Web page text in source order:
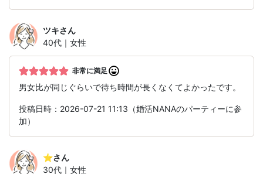
ツキさん
40代｜女性
非常に満足
男女比が同じぐらいで待ち時間が長くなくてよかったです。
投稿日時：2026-07-21 11:13（婚活NANAのパーティーに参
加）
⭐︎さん
30代｜女性